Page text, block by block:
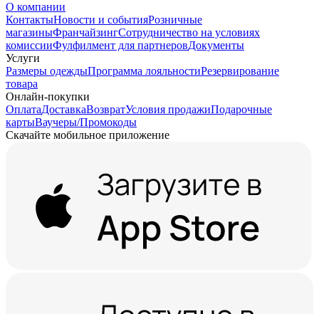
О компании
КонтактыНовости и событияРозничные
магазиныФранчайзингСотрудничество на условиях
комиссииФулфилмент для партнеровДокументы
Услуги
Размеры одеждыПрограмма лояльностиРезервирование
товара
Онлайн-покупки
ОплатаДоставкаВозвратУсловия продажиПодарочные
картыВаучеры/Промокоды
Скачайте мобильное приложение